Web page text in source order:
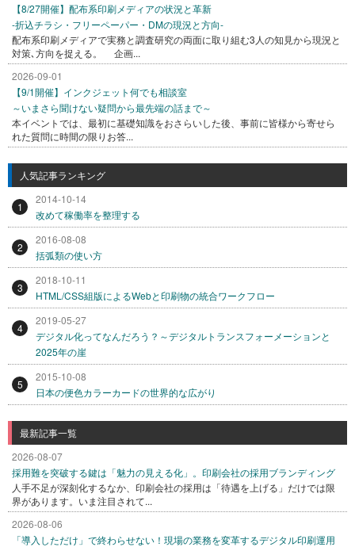
【8/27開催】配布系印刷メディアの状況と革新
-折込チラシ・フリーペーパー・DMの現況と方向-
配布系印刷メディアで実務と調査研究の両面に取り組む3人の知見から現況と
対策､方向を捉える。 企画...
2026-09-01
【9/1開催】インクジェット何でも相談室
～いまさら聞けない疑問から最先端の話まで～
本イベントでは、最初に基礎知識をおさらいした後、事前に皆様から寄せら
れた質問に時間の限りお答...
人気記事ランキング
1
2014-10-14
改めて稼働率を整理する
2
2016-08-08
括弧類の使い方
3
2018-10-11
HTML/CSS組版によるWebと印刷物の統合ワークフロー
4
2019-05-27
デジタル化ってなんだろう？～デジタルトランスフォーメーションと
2025年の崖
5
2015-10-08
日本の便色カラーカードの世界的な広がり
最新記事一覧
2026-08-07
採用難を突破する鍵は「魅力の見える化」。印刷会社の採用ブランディング
人手不足が深刻化するなか、印刷会社の採用は「待遇を上げる」だけでは限
界があります。いま注目されて...
2026-08-06
「導入しただけ」で終わらせない！現場の業務を変革するデジタル印刷運用